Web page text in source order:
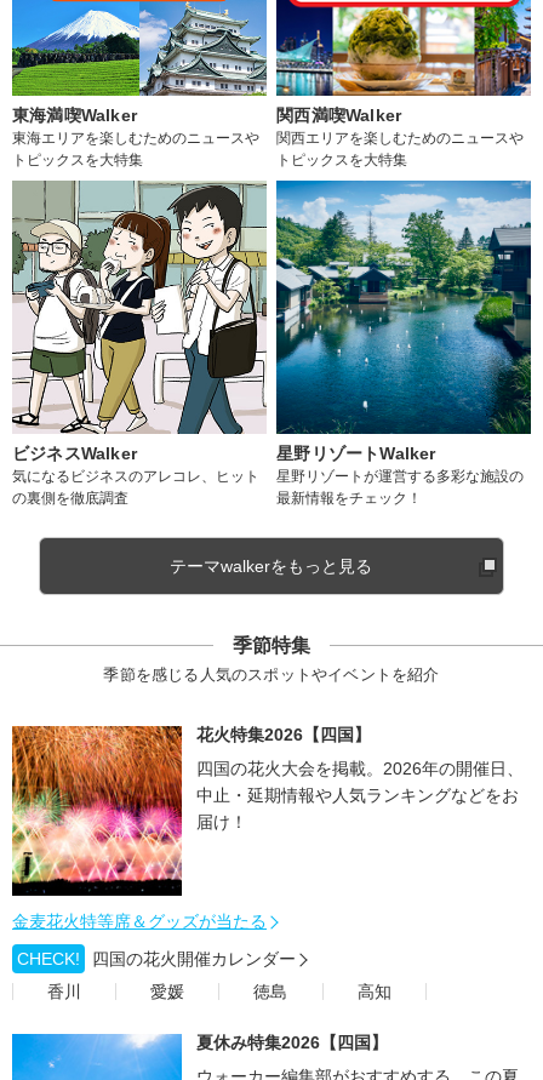
東海満喫Walker
東海エリアを楽しむためのニュースや
トピックスを大特集
関西満喫Walker
関西エリアを楽しむためのニュースや
トピックスを大特集
ビジネスWalker
気になるビジネスのアレコレ、ヒット
の裏側を徹底調査
星野リゾートWalker
星野リゾートが運営する多彩な施設の
最新情報をチェック！
テーマwalkerをもっと見る
季節特集
季節を感じる人気のスポットやイベントを紹介
花火特集2026【四国】
四国の花火大会を掲載。2026年の開催日、
中止・延期情報や人気ランキングなどをお
届け！
金麦花火特等席＆グッズが当たる
CHECK!
四国の花火開催カレンダー
香川
愛媛 徳島 高知
夏休み特集2026【四国】